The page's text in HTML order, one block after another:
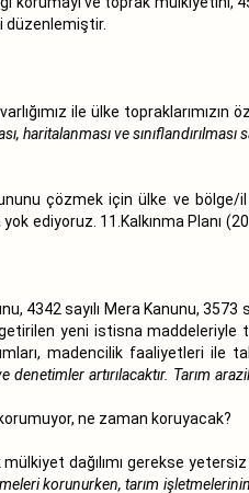
düzenlemiştir.
ile ülke topraklarımızın
ve sınıflandırılması
çözmek için ülke ve bölge/
ediyoruz. 11.Kalkınma Planı
4342 sayılı Mera Kanunu, 3573
yeni istisna maddeleriyle
madencilik faaliyetleri ile
denetimler artırılacaktır. Tarım
ne zaman koruyacak?
dağılımı gerekse
korunurken, tarım